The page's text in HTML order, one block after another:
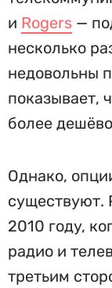
и Rogers —
несколько
недовольны
показывает,
более
Однако,
существуют.
2010 году,
радио и
третьим